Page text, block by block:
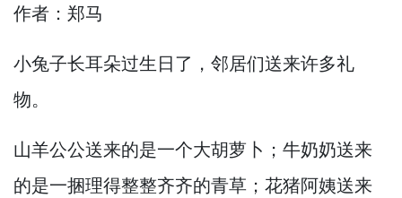
作者：郑马
小兔子长耳朵过生日了， 邻居们送来许多礼
物。
山羊公公送来的是一个大胡萝卜；牛奶奶送来
的是一捆理得整整齐齐的青草；花猪阿姨送来